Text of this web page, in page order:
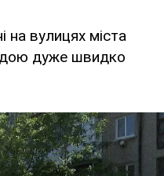
на вулицях міста
дуже швидко